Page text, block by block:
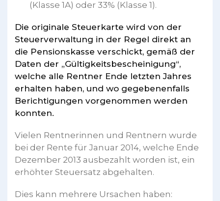
(Klasse 1A) oder 33% (Klasse 1).
Die originale Steuerkarte wird von der
Steuerverwaltung in der Regel direkt an
die Pensionskasse verschickt, gemäß der
Daten der „Gültigkeitsbescheinigung“,
welche alle Rentner Ende letzten Jahres
erhalten haben, und wo gegebenenfalls
Berichtigungen vorgenommen werden
konnten.
Vielen Rentnerinnen und Rentnern wurde
bei der Rente für Januar 2014, welche Ende
Dezember 2013 ausbezahlt worden ist, ein
erhöhter Steuersatz abgehalten.
Dies kann mehrere Ursachen haben: